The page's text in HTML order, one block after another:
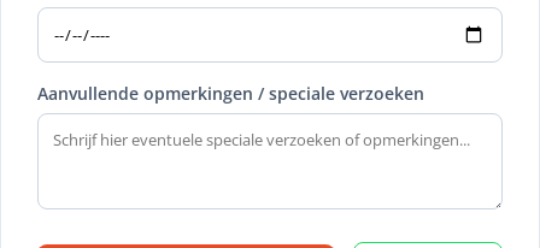
Aanvullende opmerkingen / speciale verzoeken